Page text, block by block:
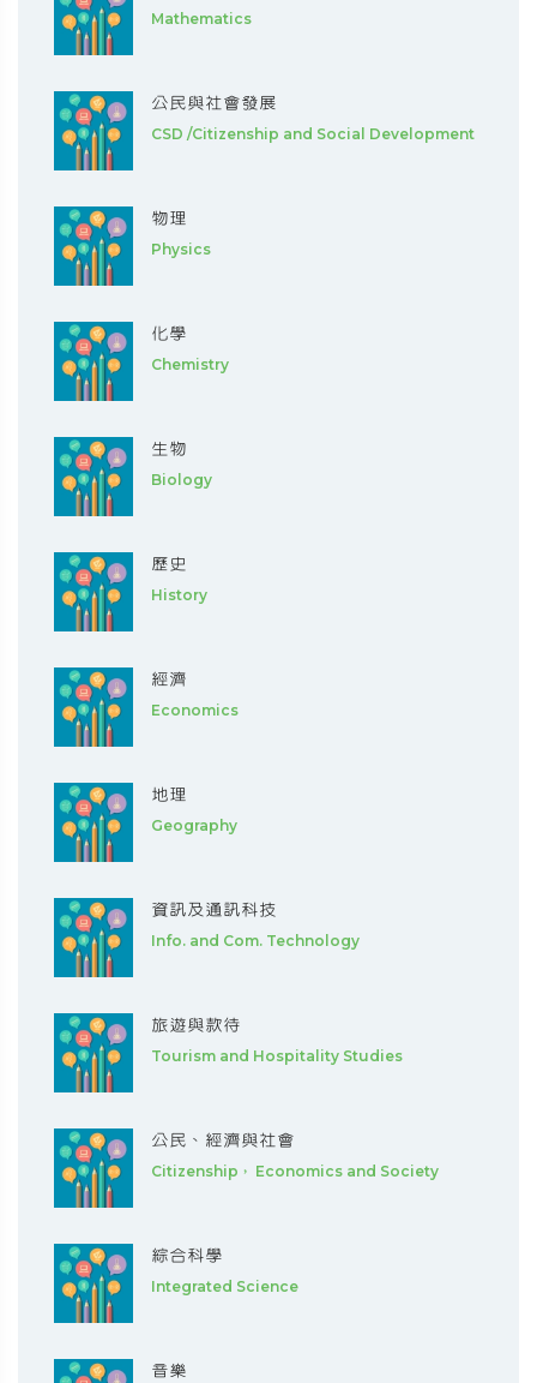
Mathematics
公民與社會發展
CSD /Citizenship and Social Development
物理
Physics
化學
Chemistry
生物
Biology
歷史
History
經濟
Economics
地理
Geography
資訊及通訊科技
Info. and Com. Technology
旅遊與款待
Tourism and Hospitality Studies
公民、經濟與社會
Citizenship， Economics and Society
綜合科學
Integrated Science
音樂